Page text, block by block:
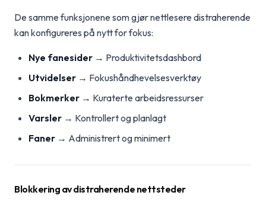
De samme funksjonene som gjør nettlesere distraherende
kan konfigureres på nytt for fokus:
Nye fanesider → Produktivitetsdashbord
Utvidelser → Fokushåndhevelsesverktøy
Bokmerker → Kuraterte arbeidsressurser
Varsler → Kontrollert og planlagt
Faner → Administrert og minimert
Blokkering av distraherende nettsteder